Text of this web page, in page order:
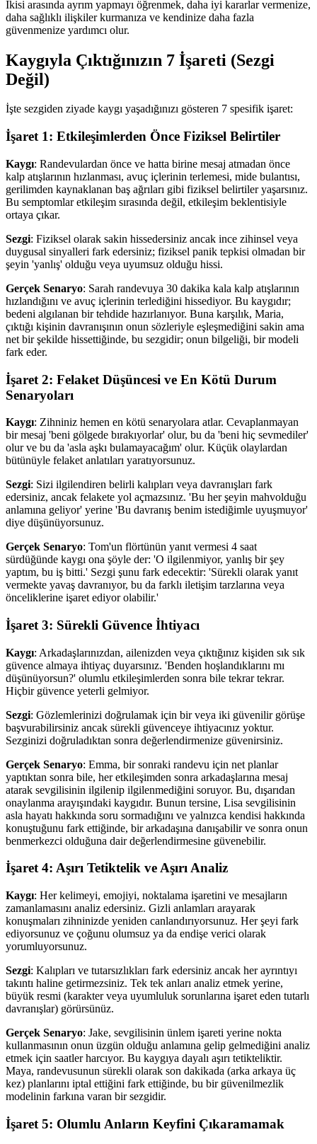
İkisi arasında ayrım yapmayı öğrenmek, daha iyi kararlar vermenize,
daha sağlıklı ilişkiler kurmanıza ve kendinize daha fazla
güvenmenize yardımcı olur.
Kaygıyla Çıktığınızın 7 İşareti (Sezgi
Değil)
İşte sezgiden ziyade kaygı yaşadığınızı gösteren 7 spesifik işaret:
İşaret 1: Etkileşimlerden Önce Fiziksel Belirtiler
Kaygı: Randevulardan önce ve hatta birine mesaj atmadan önce
kalp atışlarının hızlanması, avuç içlerinin terlemesi, mide bulantısı,
gerilimden kaynaklanan baş ağrıları gibi fiziksel belirtiler yaşarsınız.
Bu semptomlar etkileşim sırasında değil, etkileşim beklentisiyle
ortaya çıkar.
Sezgi: Fiziksel olarak sakin hissedersiniz ancak ince zihinsel veya
duygusal sinyalleri fark edersiniz; fiziksel panik tepkisi olmadan bir
şeyin 'yanlış' olduğu veya uyumsuz olduğu hissi.
Gerçek Senaryo: Sarah randevuya 30 dakika kala kalp atışlarının
hızlandığını ve avuç içlerinin terlediğini hissediyor. Bu kaygıdır;
bedeni algılanan bir tehdide hazırlanıyor. Buna karşılık, Maria,
çıktığı kişinin davranışının onun sözleriyle eşleşmediğini sakin ama
net bir şekilde hissettiğinde, bu sezgidir; onun bilgeliği, bir modeli
fark eder.
İşaret 2: Felaket Düşüncesi ve En Kötü Durum
Senaryoları
Kaygı: Zihniniz hemen en kötü senaryolara atlar. Cevaplanmayan
bir mesaj 'beni gölgede bırakıyorlar' olur, bu da 'beni hiç sevmediler'
olur ve bu da 'asla aşkı bulamayacağım' olur. Küçük olaylardan
bütünüyle felaket anlatıları yaratıyorsunuz.
Sezgi: Sizi ilgilendiren belirli kalıpları veya davranışları fark
edersiniz, ancak felakete yol açmazsınız. 'Bu her şeyin mahvolduğu
anlamına geliyor' yerine 'Bu davranış benim istediğimle uyuşmuyor'
diye düşünüyorsunuz.
Gerçek Senaryo: Tom'un flörtünün yanıt vermesi 4 saat
sürdüğünde kaygı ona şöyle der: 'O ilgilenmiyor, yanlış bir şey
yaptım, bu iş bitti.' Sezgi şunu fark edecektir: 'Sürekli olarak yanıt
vermekte yavaş davranıyor, bu da farklı iletişim tarzlarına veya
önceliklerine işaret ediyor olabilir.'
İşaret 3: Sürekli Güvence İhtiyacı
Kaygı: Arkadaşlarınızdan, ailenizden veya çıktığınız kişiden sık sık
güvence almaya ihtiyaç duyarsınız. 'Benden hoşlandıklarını mı
düşünüyorsun?' olumlu etkileşimlerden sonra bile tekrar tekrar.
Hiçbir güvence yeterli gelmiyor.
Sezgi: Gözlemlerinizi doğrulamak için bir veya iki güvenilir görüşe
başvurabilirsiniz ancak sürekli güvenceye ihtiyacınız yoktur.
Sezginizi doğruladıktan sonra değerlendirmenize güvenirsiniz.
Gerçek Senaryo: Emma, ​​bir sonraki randevu için net planlar
yaptıktan sonra bile, her etkileşimden sonra arkadaşlarına mesaj
atarak sevgilisinin ilgilenip ilgilenmediğini soruyor. Bu, dışarıdan
onaylanma arayışındaki kaygıdır. Bunun tersine, Lisa sevgilisinin
asla hayatı hakkında soru sormadığını ve yalnızca kendisi hakkında
konuştuğunu fark ettiğinde, bir arkadaşına danışabilir ve sonra onun
benmerkezci olduğuna dair değerlendirmesine güvenebilir.
İşaret 4: Aşırı Tetiktelik ve Aşırı Analiz
Kaygı: Her kelimeyi, emojiyi, noktalama işaretini ve mesajların
zamanlamasını analiz edersiniz. Gizli anlamları arayarak
konuşmaları zihninizde yeniden canlandırıyorsunuz. Her şeyi fark
ediyorsunuz ve çoğunu olumsuz ya da endişe verici olarak
yorumluyorsunuz.
Sezgi: Kalıpları ve tutarsızlıkları fark edersiniz ancak her ayrıntıyı
takıntı haline getirmezsiniz. Tek tek anları analiz etmek yerine,
büyük resmi (karakter veya uyumluluk sorunlarına işaret eden tutarlı
davranışlar) görürsünüz.
Gerçek Senaryo: Jake, sevgilisinin ünlem işareti yerine nokta
kullanmasının onun üzgün olduğu anlamına gelip gelmediğini analiz
etmek için saatler harcıyor. Bu kaygıya dayalı aşırı tetikteliktir.
Maya, randevusunun sürekli olarak son dakikada (arka arkaya üç
kez) planlarını iptal ettiğini fark ettiğinde, bu bir güvenilmezlik
modelinin farkına varan bir sezgidir.
İşaret 5: Olumlu Anların Keyfini Çıkaramamak